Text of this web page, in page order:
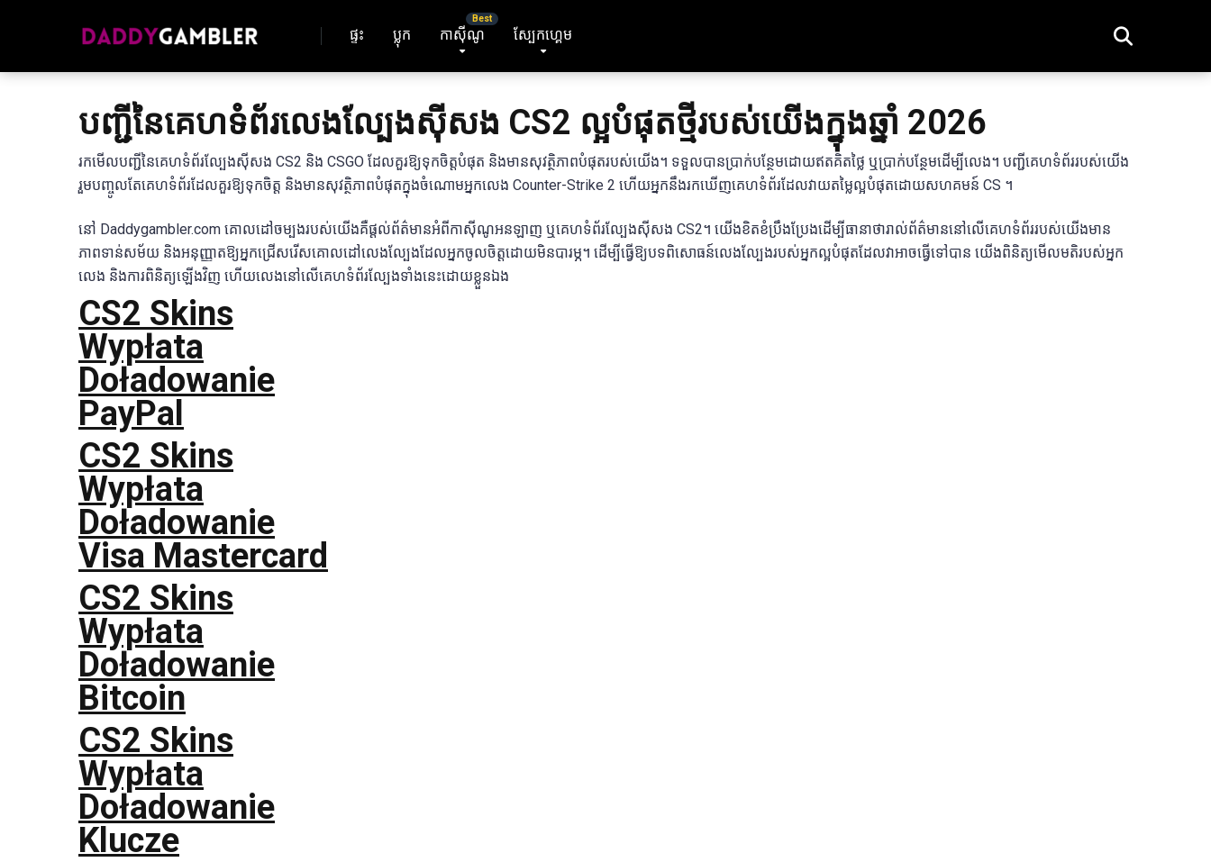
ផ្ទះ ប្លុក កាស៊ីណូ ស្បែកហ្គេម
បញ្ជីនៃគេហទំព័រលេងល្បែងស៊ីសង CS2 ល្អបំផុតថ្មីរបស់យើងក្នុងឆ្នាំ 2026
រកមើលបញ្ជីនៃគេហទំព័រល្បែងស៊ីសង CS2 និង CSGO ដែលគួរឱ្យទុកចិត្តបំផុត និងមានសុវត្ថិភាពបំផុតរបស់យើង។ ទទួលបានប្រាក់បន្ថែមដោយឥតគិតថ្លៃ ឬប្រាក់បន្ថែមដើម្បីលេង។ បញ្ជីគេហទំព័ររបស់យើង
រួមបញ្ចូលតែគេហទំព័រដែលគួរឱ្យទុកចិត្ត និងមានសុវត្ថិភាពបំផុតក្នុងចំណោមអ្នកលេង Counter-Strike 2 ហើយអ្នកនឹងរកឃើញគេហទំព័រដែលវាយតម្លៃល្អបំផុតដោយសហគមន៍ CS ។
នៅ Daddygambler.com គោលដៅចម្បងរបស់យើងគឺផ្តល់ព័ត៌មានអំពីកាស៊ីណូអនឡាញ ឬគេហទំព័រល្បែងស៊ីសង CS2។ យើងខិតខំប្រឹងប្រែងដើម្បីធានាថារាល់ព័ត៌មាននៅលើគេហទំព័ររបស់យើងមាន
ភាពទាន់សម័យ និងអនុញ្ញាតឱ្យអ្នកជ្រើសរើសគោលដៅលេងល្បែងដែលអ្នកចូលចិត្តដោយមិនបារម្ភ។ ដើម្បីធ្វើឱ្យបទពិសោធន៍លេងល្បែងរបស់អ្នកល្អបំផុតដែលវាអាចធ្វើទៅបាន យើងពិនិត្យមើលមតិរបស់អ្នក
លេង និងការពិនិត្យឡើងវិញ ហើយលេងនៅលើគេហទំព័រល្បែងទាំងនេះដោយខ្លួនឯង
CS2 Skins
Wypłata
Doładowanie
PayPal
CS2 Skins
Wypłata
Doładowanie
Visa Mastercard
CS2 Skins
Wypłata
Doładowanie
Bitcoin
CS2 Skins
Wypłata
Doładowanie
Klucze